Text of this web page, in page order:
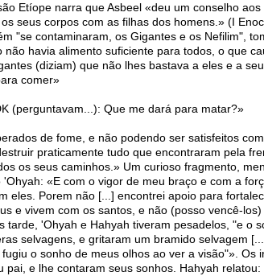
Etíope narra que Asbeel «deu um conselho
seus corpos com as filhas dos homens.» (I
"se contaminaram, os Gigantes e os Nefilim",
não havia alimento suficiente para todos, o que
(diziam) que não lhes bastava a eles e a
comer»
(perguntavam...): Que me dará para matar?»
de fome, e não podendo ser satisfeitos
praticamente tudo que encontraram pela
os seus caminhos.» Um curioso fragmento,
«E com o vigor de meu braço e com a
eles. Porem não [...] encontrei apoio para
e vivem com os santos, e não (posso vencê-
tarde, 'Ohyah e Hahyah tiveram pesadelos, "e o
selvagens, e gritaram um bramido selvagem
o sonho de meus olhos ao ver a visão"». Os
pai, e lhe contaram seus sonhos. Hahyah relatou: